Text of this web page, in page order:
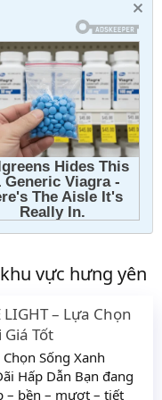
vực hưng yên
– Lựa Chọn
Tốt
Sống Xanh
Hấp Dẫn Bạn đang
– bền – mượt – tiết